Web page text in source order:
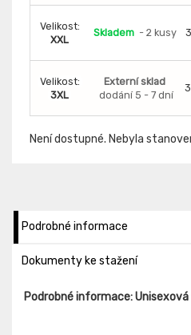
Velikost:
XXL
Skladem - 2 kusy
Velikost:
3XL
Externí sklad
dodání 5 - 7 dní
Není dostupné. Nebyla
Podrobné informace
Dokumenty ke stažení
Podrobné informace: